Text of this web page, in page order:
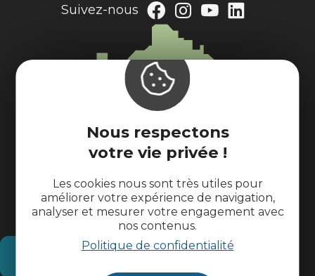
Nous respectons
votre vie privée !
Les cookies nous sont très utiles pour
améliorer votre expérience de navigation,
analyser et mesurer votre engagement avec
nos contenus.
Politique de confidentialité
Suivez-nous